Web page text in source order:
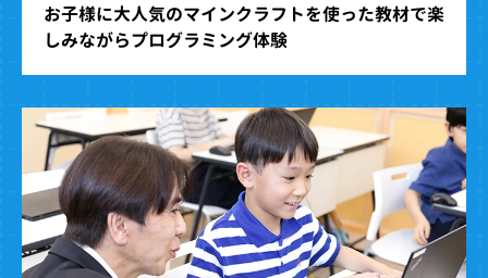
お子様に大人気のマインクラフトを使った教材で楽
しみながらプログラミング体験